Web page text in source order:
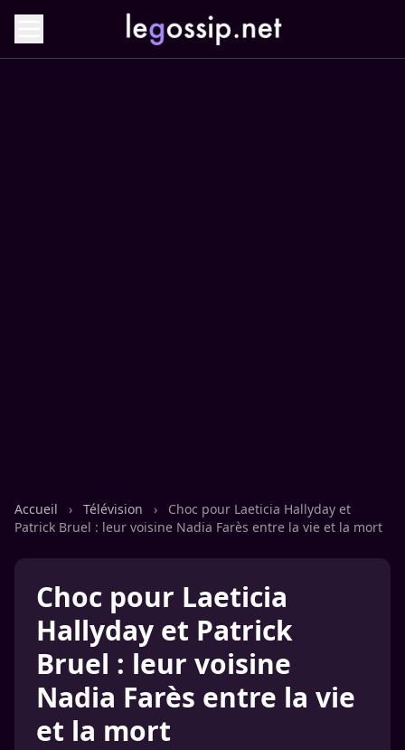
Accueil › Télévision ›
Choc pour Laeticia Hallyday et
Patrick Bruel : leur voisine Nadia Farès entre la vie et la mort
Choc pour Laeticia
Hallyday et Patrick
Bruel : leur voisine
Nadia Farès entre la vie
et la mort